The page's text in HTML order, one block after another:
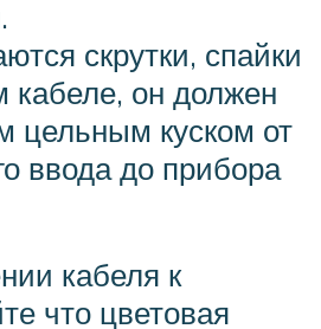
скрутки, спайки
кабеле, он должен
цельным куском от
ввода до прибора
кабеля к
что цветовая